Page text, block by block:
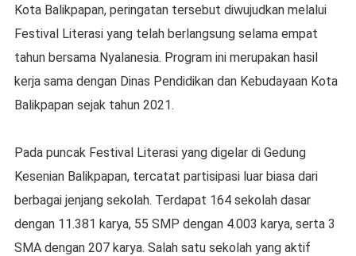
Kota Balikpapan, peringatan tersebut diwujudkan melalui
Festival Literasi yang telah berlangsung selama empat
tahun bersama Nyalanesia. Program ini merupakan hasil
kerja sama dengan Dinas Pendidikan dan Kebudayaan Kota
Balikpapan sejak tahun 2021.
Pada puncak Festival Literasi yang digelar di Gedung
Kesenian Balikpapan, tercatat partisipasi luar biasa dari
berbagai jenjang sekolah. Terdapat 164 sekolah dasar
dengan 11.381 karya, 55 SMP dengan 4.003 karya, serta 3
SMA dengan 207 karya. Salah satu sekolah yang aktif